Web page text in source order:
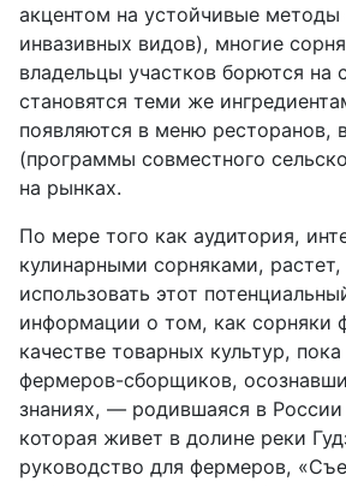
акцентом на устойчивые методы
инвазивных видов), многие
владельцы участков борются на
становятся теми же
появляются в меню ресторанов,
(программы совместного
на рынках.
По мере того как аудитория,
кулинарными сорняками,
использовать этот
информации о том, как сорняки
качестве товарных культур,
фермеров-сборщиков,
знаниях, — родившаяся в
которая живет в долине реки
руководство для фермеров,